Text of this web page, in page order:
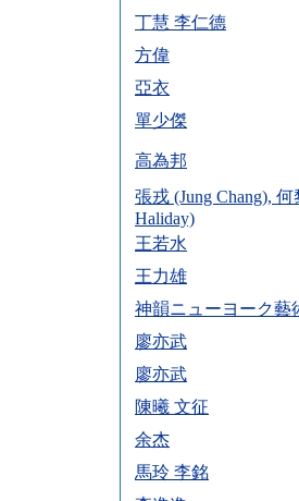
丁慧 李仁德
方偉
亞衣
單少傑
高為邦
張戎 (Jung Chang), 何
Haliday)
王若水
王力雄
神韻ニューヨーク藝
廖亦武
廖亦武
陳曦 文征
余杰
馬玲 李銘